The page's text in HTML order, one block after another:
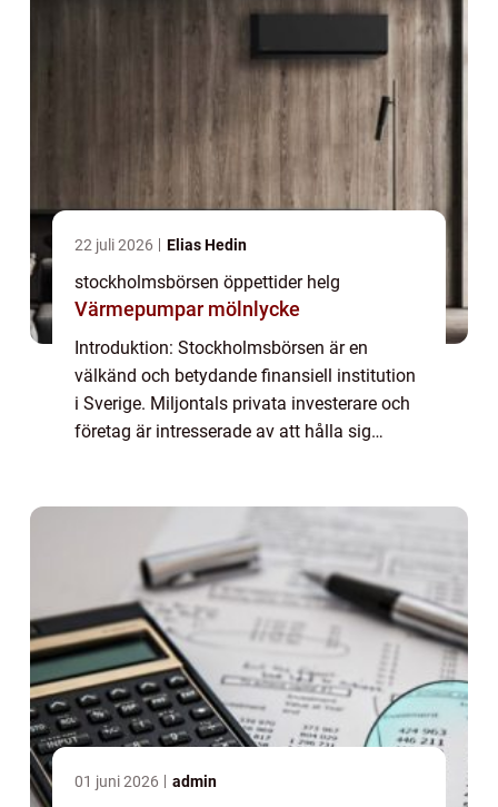
22 juli 2026 Elias Hedin
stockholmsbörsen öppettider helg
Värmepumpar mölnlycke
Introduktion: Stockholmsbörsen är en
välkänd och betydande finansiell institution
i Sverige. Miljontals privata investerare och
företag är intresserade av att hålla sig
01 juni 2026 admin